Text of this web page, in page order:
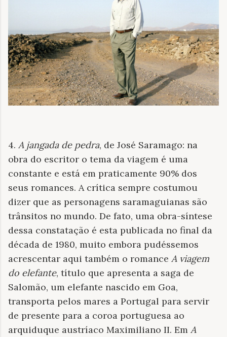
4. A jangada de pedra, de José Saramago: na
obra do escritor o tema da viagem é uma
constante e está em praticamente 90% dos
seus romances. A crítica sempre costumou
dizer que as personagens saramaguianas são
trânsitos no mundo. De fato, uma obra-síntese
dessa constatação é esta publicada no final da
década de 1980, muito embora pudéssemos
acrescentar aqui também o romance A viagem
do elefante, título que apresenta a saga de
Salomão, um elefante nascido em Goa,
transporta pelos mares a Portugal para servir
de presente para a coroa portuguesa ao
arquiduque austríaco Maximiliano II. Em A